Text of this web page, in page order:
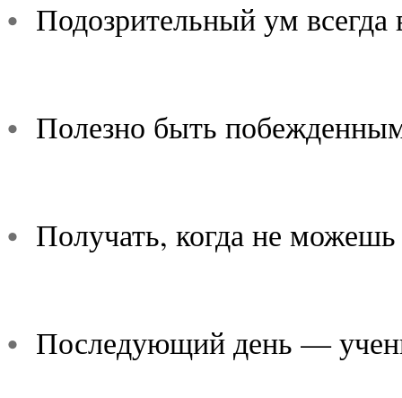
• Подозрительный ум
• Полезно быть
• Получать, когда не
• Последующий день —